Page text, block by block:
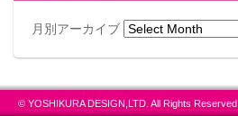
月別アーカイブ
© YOSHIKURA DESIGN,LTD. All Rights Reserved.